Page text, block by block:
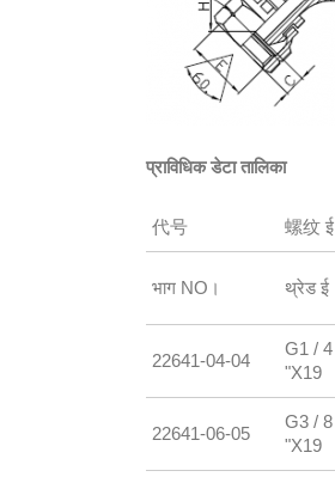
प्राविधिक डेटा तालिका
代号 螺纹 ई
भाग NO। थ्रेड ई
22641-04-04
G1 / 4
"X19
22641-06-05
G3 / 8
"X19